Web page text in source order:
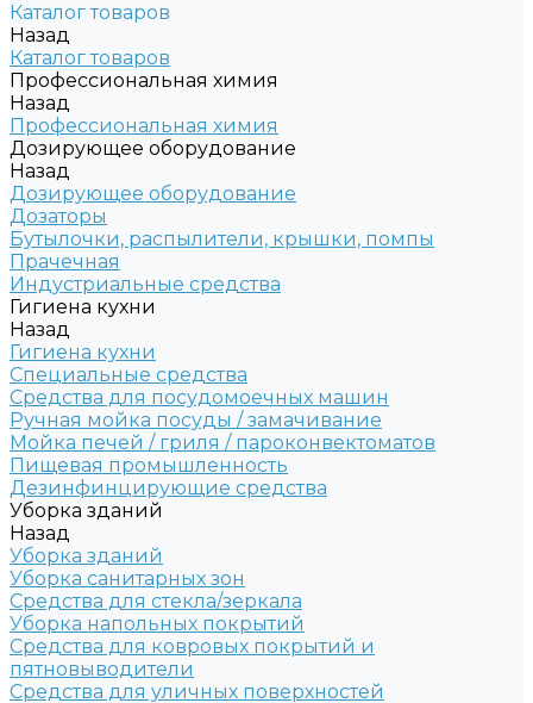
Каталог товаров
Назад
Каталог товаров
Профессиональная химия
Назад
Профессиональная химия
Дозирующее оборудование
Назад
Дозирующее оборудование
Дозаторы
Бутылочки, распылители, крышки, помпы
Прачечная
Индустриальные средства
Гигиена кухни
Назад
Гигиена кухни
Специальные средства
Средства для посудомоечных машин
Ручная мойка посуды / замачивание
Мойка печей / гриля / пароконвектоматов
Пищевая промышленность
Дезинфинцирующие средства
Уборка зданий
Назад
Уборка зданий
Уборка санитарных зон
Средства для стекла/зеркала
Уборка напольных покрытий
Средства для ковровых покрытий и
пятновыводители
Средства для уличных поверхностей